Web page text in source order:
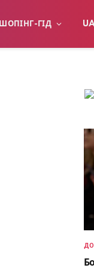
ШОПІНГ-ГІД